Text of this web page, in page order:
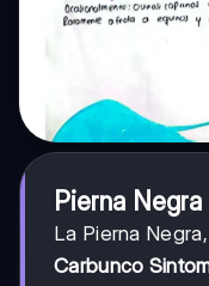
Pierna
La Pierna
Carbunco